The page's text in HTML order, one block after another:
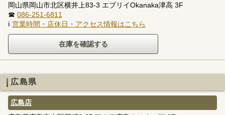
岡山県岡山市北区横井上83-3 エブリイOkanaka津高 3F
☎ 086-251-6811
ℹ 営業時間・店休日・アクセス情報はこちら
広島県
広島店